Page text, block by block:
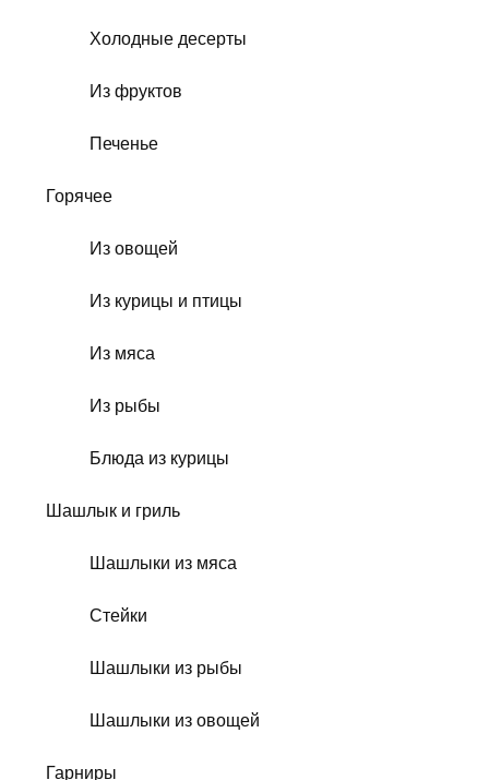
Холодные десерты
Из фруктов
Печенье
Горячее
Из овощей
Из курицы и птицы
Из мяса
Из рыбы
Блюда из курицы
Шашлык и гриль
Шашлыки из мяса
Стейки
Шашлыки из рыбы
Шашлыки из овощей
Гарниры